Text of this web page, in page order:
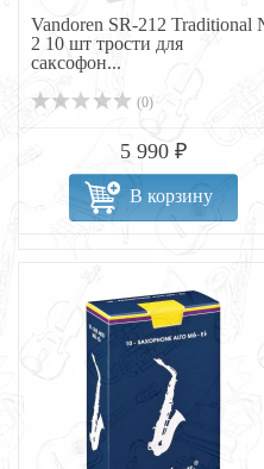
Vandoren SR-212 Traditional
2 10 шт трости для
саксофон...
(0)
5 990 ₽
В корзину